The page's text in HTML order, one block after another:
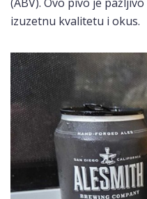
izuzetnu kvalitetu i okus.